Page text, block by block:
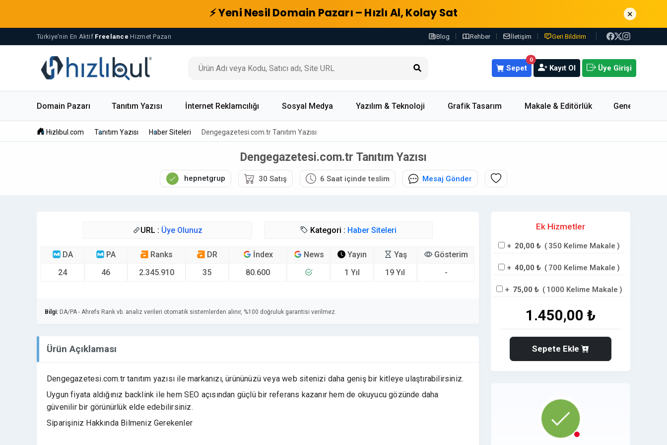
⚡ Yeni Nesil Domain Pazarı – Hızlı Al, Kolay Sat ×
Türkiye'nin En Aktif Freelance Hizmet Pazarı Blog Rehber İletişim Geri Bildirim
0
Sepet Kayıt Ol Üye Girişi
Domain Pazarı Tanıtım Yazısı İnternet Reklamcılığı Sosyal Medya Yazılım & Teknoloji Grafik Tasarım Makale & Editörlük Genel
Hızlıbul.com Tanıtım Yazısı Haber Siteleri Dengegazetesi.com.tr Tanıtım Yazısı
Dengegazetesi.com.tr Tanıtım Yazısı
hepnetgrup 30 Satış 6 Saat içinde teslim Mesaj Gönder
URL : Üye Olunuz Kategori : Haber Siteleri
DA
24
PA
46
Ranks
2.345.910
DR
35
İndex
80.600
News
Yayın
1 Yıl
Yaş
19 Yıl
Gösterim
-
Bilgi: DA/PA - Ahrefs Rank vb. analiz verileri otomatik sistemlerden alınır, %100 doğruluk garantisi verilmez.
Ürün Açıklaması
Dengegazetesi.com.tr tanıtım yazısı ile markanızı, ürününüzü veya web sitenizi daha geniş bir kitleye ulaştırabilirsiniz.
Uygun fiyata aldığınız backlink ile hem SEO açısından güçlü bir referans kazanır hem de okuyucu gözünde daha
güvenilir bir görünürlük elde edebilirsiniz.
Siparişiniz Hakkında Bilmeniz Gerekenler
Ek Hizmetler
+ 20,00 ₺ ( 350 Kelime Makale )
+ 40,00 ₺ ( 700 Kelime Makale )
+ 75,00 ₺ ( 1000 Kelime Makale )
1.450,00 ₺
Sepete Ekle